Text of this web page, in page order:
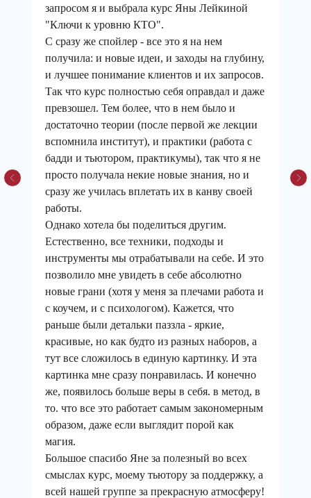
запросом я и выбрала курс Яны Лейкиной
"Ключи к уровню КТО".
С сразу же спойлер - все это я на нем
получила: и новые идеи, и заходы на глубину,
и лучшее понимание клиентов и их запросов.
Так что курс полностью себя оправдал и даже
превзошел. Тем более, что в нем было и
достаточно теории (после первой же лекции
вспомнила институт), и практики (работа с
бадди и тьютором, практикумы), так что я не
просто получала некие новые знания, но и
сразу же училась вплетать их в канву своей
работы.
Однако хотела бы поделиться другим.
Естественно, все техники, подходы и
инструменты мы отрабатывали на себе. И это
позволило мне увидеть в себе абсолютно
новые грани (хотя у меня за плечами работа и
с коучем, и с психологом). Кажется, что
раньше были детальки паззла - яркие,
красивые, но как будто из разных наборов, а
тут все сложилось в единую картинку. И эта
картинка мне сразу понравилась. И конечно
же, появилось больше веры в себя. в метод, в
то. что все это работает самым закономерным
образом, даже если выглядит порой как
магия.
Большое спасибо Яне за полезный во всех
смыслах курс, моему тьютору за поддержку, а
всей нашей группе за прекрасную атмосферу!